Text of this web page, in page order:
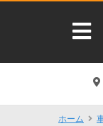
ホーム